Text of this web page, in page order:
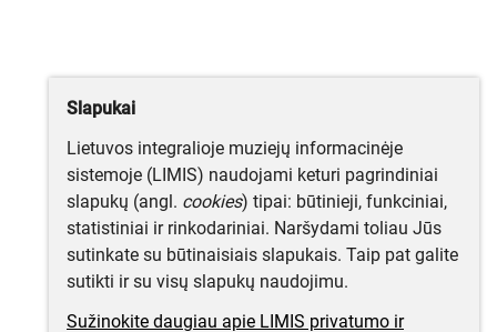
Slapukai
Lietuvos integralioje muziejų informacinėje
sistemoje (LIMIS) naudojami keturi pagrindiniai
slapukų (angl. cookies) tipai: būtinieji, funkciniai,
statistiniai ir rinkodariniai. Naršydami toliau Jūs
sutinkate su būtinaisiais slapukais. Taip pat galite
sutikti ir su visų slapukų naudojimu.
Sužinokite daugiau apie LIMIS privatumo ir